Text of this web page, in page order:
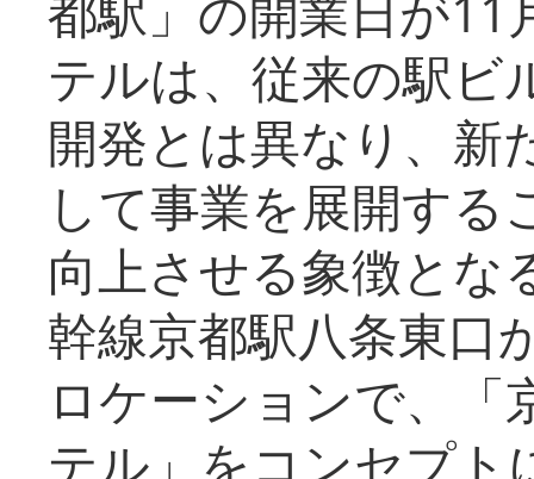
テルは、従来の駅ビ
開発とは異なり、新
して事業を展開する
向上させる象徴とな
幹線京都駅八条東口
ロケーションで、「
テル」をコンセプト